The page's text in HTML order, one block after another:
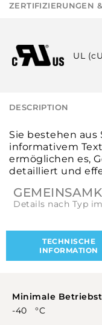
ZERTIFIZIERUNGEN
UL
DESCRIPTION
Sie bestehen
informativem
ermöglichen es,
detailliert und
Details nach Typ
TECHNISCHE
INFORMATION
Minimale
-40 °C